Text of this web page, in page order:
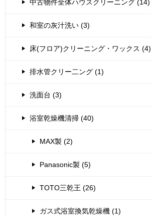
中古物件全体ハウスクリーニング (14)
和室の灰汁洗い (3)
床(フロア)クリーニング・ワックス (4)
排水管クリー二ング (1)
洗面台 (3)
浴室乾燥機清掃 (40)
MAX製 (2)
Panasonic製 (5)
TOTO三乾王 (26)
ガス式浴室換気乾燥機 (1)